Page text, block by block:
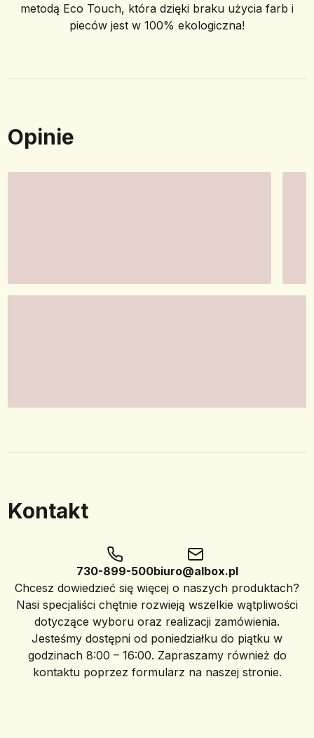
metodą Eco Touch, która dzięki braku użycia farb i
pieców jest w 100% ekologiczna!
Opinie
Kontakt
730-899-500biuro@albox.pl
Chcesz dowiedzieć się więcej o naszych produktach?
Nasi specjaliści chętnie rozwieją wszelkie wątpliwości
dotyczące wyboru oraz realizacji zamówienia.
Jesteśmy dostępni od poniedziałku do piątku w
godzinach 8:00 – 16:00. Zapraszamy również do
kontaktu poprzez formularz na naszej stronie.